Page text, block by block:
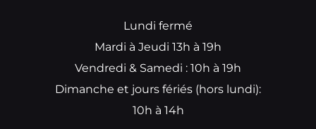
Lundi fermé
Mardi à Jeudi 13h à 19h
Vendredi & Samedi : 10h à 19h
Dimanche et jours fériés (hors lundi):
10h à 14h